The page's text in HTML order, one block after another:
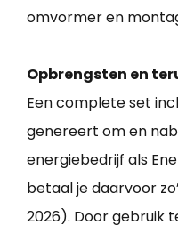
omvormer en
Opbrengsten en
Een complete set
genereert om en
energiebedrijf als
betaal je daarvoor
2026). Door gebruik